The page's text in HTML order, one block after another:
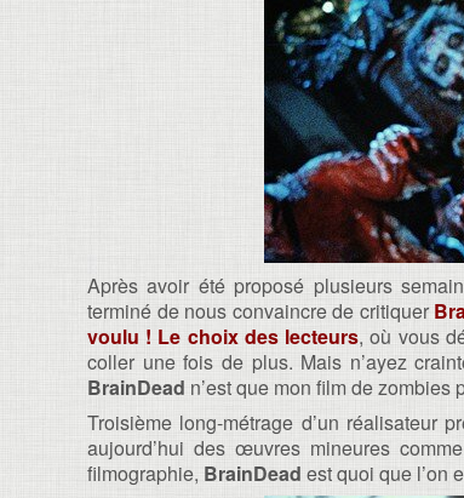
Après avoir été proposé plusieurs
terminé de nous convaincre de critiquer
voulu ! Le choix des lecteurs, où vous
coller une fois de plus. Mais n’ayez
BrainDead n’est que mon film de zombies
Troisième long-métrage d’un réalisateur
aujourd’hui des œuvres mineures
filmographie, BrainDead est quoi que l’on